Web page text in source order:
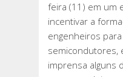
feira (11) em um
incentivar a
engenheiros
semicondutores,
imprensa alguns